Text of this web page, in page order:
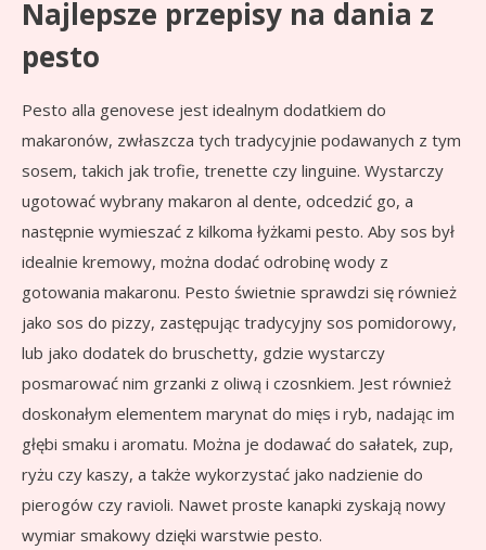
Najlepsze przepisy na dania z
pesto
Pesto alla genovese jest idealnym dodatkiem do
makaronów, zwłaszcza tych tradycyjnie podawanych z tym
sosem, takich jak trofie, trenette czy linguine. Wystarczy
ugotować wybrany makaron al dente, odcedzić go, a
następnie wymieszać z kilkoma łyżkami pesto. Aby sos był
idealnie kremowy, można dodać odrobinę wody z
gotowania makaronu. Pesto świetnie sprawdzi się również
jako sos do pizzy, zastępując tradycyjny sos pomidorowy,
lub jako dodatek do bruschetty, gdzie wystarczy
posmarować nim grzanki z oliwą i czosnkiem. Jest również
doskonałym elementem marynat do mięs i ryb, nadając im
głębi smaku i aromatu. Można je dodawać do sałatek, zup,
ryżu czy kaszy, a także wykorzystać jako nadzienie do
pierogów czy ravioli. Nawet proste kanapki zyskają nowy
wymiar smakowy dzięki warstwie pesto.